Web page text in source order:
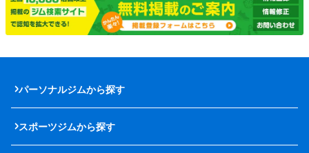
パーソナルジムから探す
スポーツジムから探す